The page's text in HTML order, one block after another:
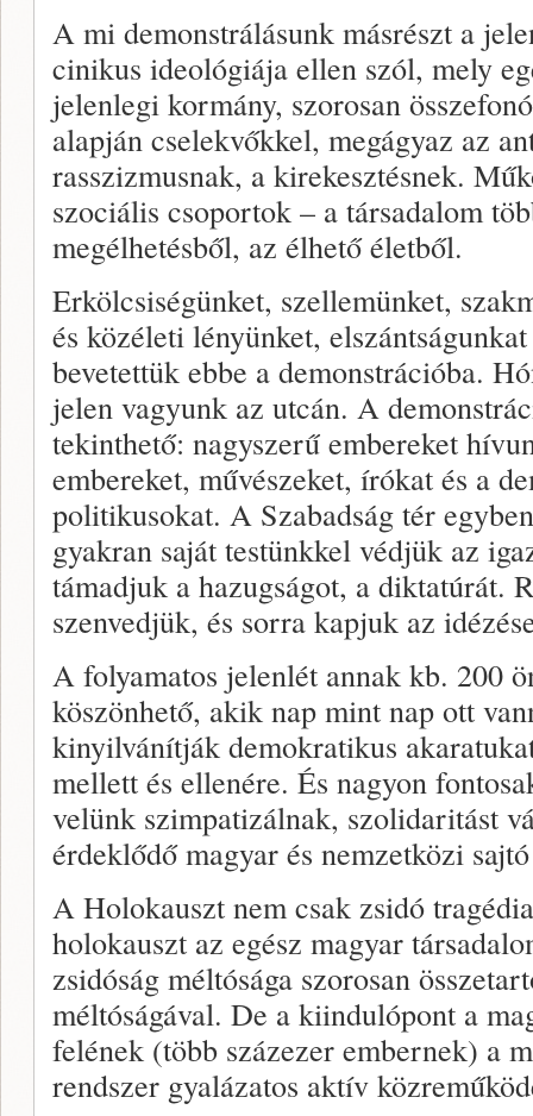
A mi demonstrálásunk másrészt a
cinikus ideológiája ellen szól, mely
jelenlegi kormány, szorosan
alapján cselekvőkkel, megágyaz az
rasszizmusnak, a kirekesztésnek.
szociális csoportok – a társadalom
megélhetésből, az élhető életből.
Erkölcsiségünket, szellemünket,
és közéleti lényünket,
bevetettük ebbe a demonstrációba.
jelen vagyunk az utcán. A
tekinthető: nagyszerű embereket
embereket, művészeket, írókat és a
politikusokat. A Szabadság tér
gyakran saját testünkkel védjük az
támadjuk a hazugságot, a diktatúrát.
szenvedjük, és sorra kapjuk az
A folyamatos jelenlét annak kb. 200
köszönhető, akik nap mint nap ott
kinyilvánítják demokratikus
mellett és ellenére. És nagyon
velünk szimpatizálnak, szolidaritást
érdeklődő magyar és nemzetközi
A Holokauszt nem csak zsidó
holokauszt az egész magyar
zsidóság méltósága szorosan
méltóságával. De a kiindulópont a
felének (több százezer embernek) a
rendszer gyalázatos aktív